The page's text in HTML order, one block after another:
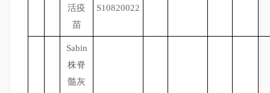
活疫
苗
S10820022
Sabin
株脊
髓灰